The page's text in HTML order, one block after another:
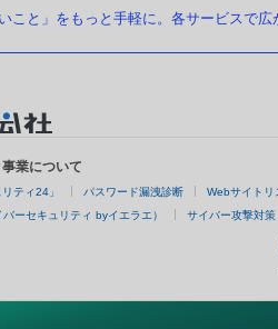
こと」をもっと手軽に。各サービスで
業について
ティ24」 パスワード漏洩診断 Webサイトリ
ーセキュリティ byイエラエ） サイバー攻撃対策